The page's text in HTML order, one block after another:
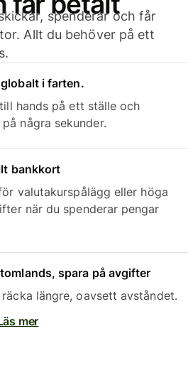
spenderar och får
Allt du behöver på ett
i farten.
hands på ett ställe och
några sekunder.
bankkort
valutakurspålägg eller höga
när du spenderar pengar
spara på avgifter
längre, oavsett avståndet.
mer